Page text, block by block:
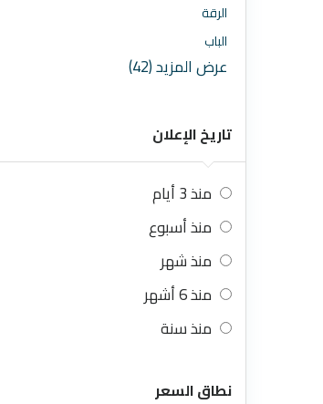
الرقة
الباب
عرض المزيد (42)
تاريخ الإعلان
منذ 3 أيام
منذ أسبوع
منذ شهر
منذ 6 أشهر
منذ سنة
نطاق السعر